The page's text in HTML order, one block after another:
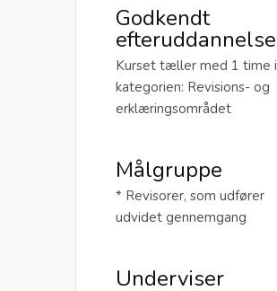
Godkendt
efteruddannelse
Kurset tæller med 1 time i
kategorien: Revisions- og
erklæringsområdet
Målgruppe
* Revisorer, som udfører
udvidet gennemgang
Underviser